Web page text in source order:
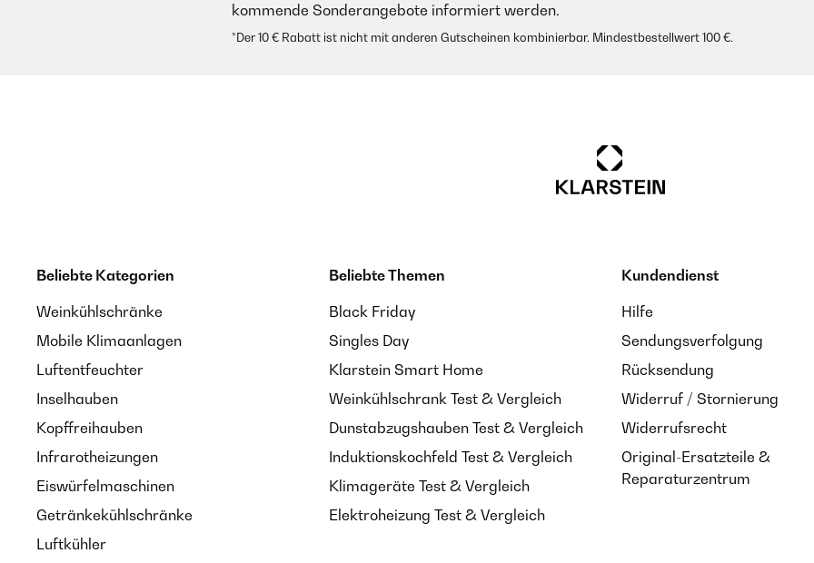
kommende Sonderangebote informiert werden.
*Der 10 € Rabatt ist nicht mit anderen Gutscheinen kombinierbar. Mindestbestellwert 100 €.
Beliebte Kategorien
Weinkühlschränke
Mobile Klimaanlagen
Luftentfeuchter
Inselhauben
Kopffreihauben
Infrarotheizungen
Eiswürfelmaschinen
Getränkekühlschränke
Luftkühler
Beliebte Themen
Black Friday
Singles Day
Klarstein Smart Home
Weinkühlschrank Test & Vergleich
Dunstabzugshauben Test & Vergleich
Induktionskochfeld Test & Vergleich
Klimageräte Test & Vergleich
Elektroheizung Test & Vergleich
Kundendienst
Hilfe
Sendungsverfolgung
Rücksendung
Widerruf / Stornierung
Widerrufsrecht
Original-Ersatzteile &
Reparaturzentrum